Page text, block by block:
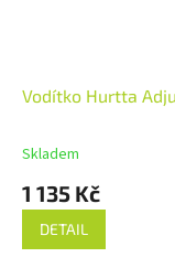
Vodítko Hurtta
Skladem
1 135 Kč
DETAIL